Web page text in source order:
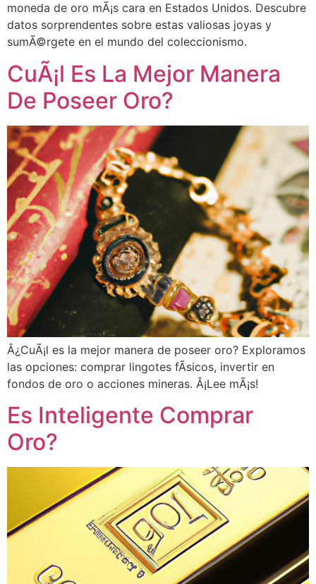
moneda de oro mÃ¡s cara en Estados Unidos. Descubre
datos sorprendentes sobre estas valiosas joyas y
sumÃ©rgete en el mundo del coleccionismo.
CuÃ¡l Es La Mejor Manera
De Poseer Oro?
Â¿CuÃ¡l es la mejor manera de poseer oro? Exploramos
las opciones: comprar lingotes fÃ­sicos, invertir en
fondos de oro o acciones mineras. Â¡Lee mÃ¡s!
Es Inteligente Comprar
Oro?